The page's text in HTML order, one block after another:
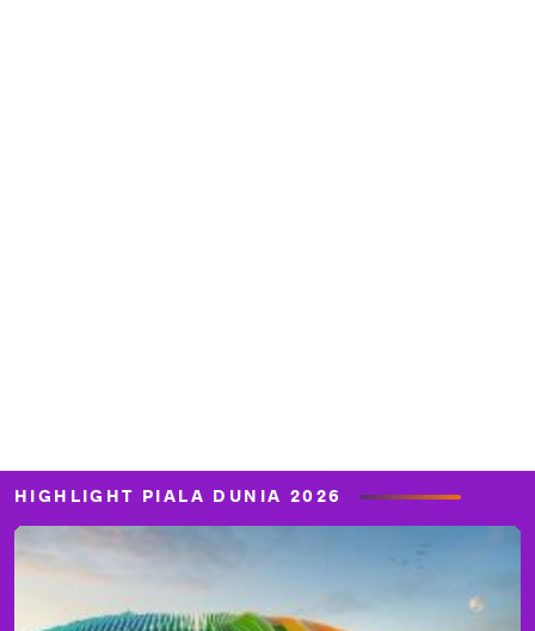
HIGHLIGHT PIALA DUNIA 2026